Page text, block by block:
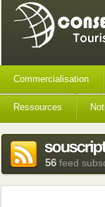
Commercialisation
Ressources
56 feed